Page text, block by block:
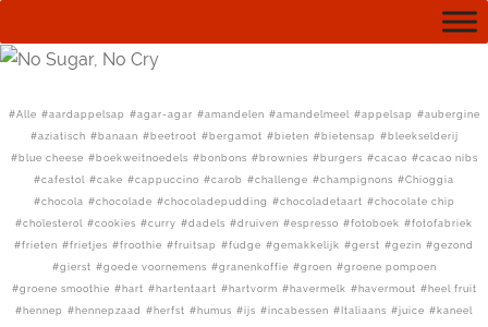
Alle aardappelsap agar-agar amandelen amandelmeel appelsap
aubergine
aziatisch
banaan beetroot bergamot bieten bietensap
bleekselderij
blue cheese
boekweitnoedels bonbons brownies burgers cacao
cacao nibs
cafestol
cake cappuccino carob challenge champignons
Chioggia
chocola
chocolade chocoladepudding chocoladetaart
chocolate chip
cholesterol
cookies curry dadels druiven espresso fotoboek
fotofabriek
frieten
frietjes froothie fruitsap fudge gemakkelijk gerst gezin
gezond
gierst
goede voornemens granenkoffie groen
groene pompoen
groene smoothie
hart hartentaart hartvorm havermelk havermout
heel fruit
hennep
hennepzaad herfst humus ijs incabessen Italiaans juice
kaneel